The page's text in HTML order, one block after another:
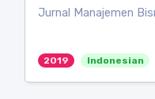
Jurnal Manajemen
2019 Indonesian